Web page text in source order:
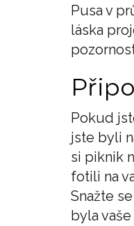
Pusa v
láska
Pokud
jste byli
si piknik
fotili na
Snažte
byla